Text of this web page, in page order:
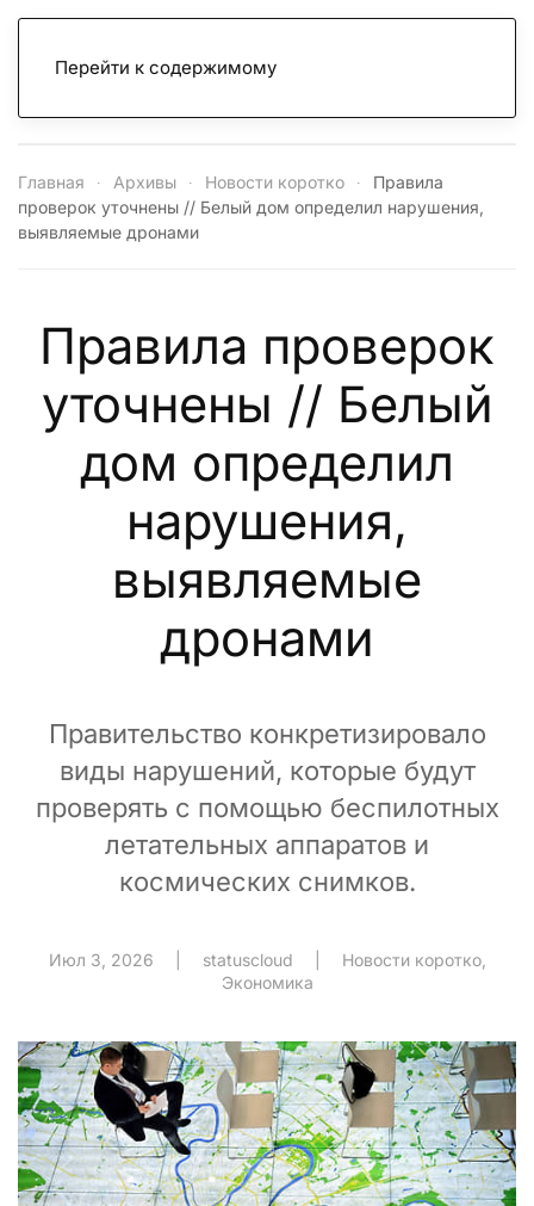
Перейти к содержимому
Главная Архивы Новости коротко
Правила
проверок уточнены // Белый дом определил нарушения,
выявляемые дронами
Правила проверок
уточнены // Белый
дом определил
нарушения,
выявляемые
дронами
Правительство конкретизировало
виды нарушений, которые будут
проверять с помощью беспилотных
летательных аппаратов и
космических снимков.
Июл 3, 2026 statuscloud Новости коротко,
Экономика